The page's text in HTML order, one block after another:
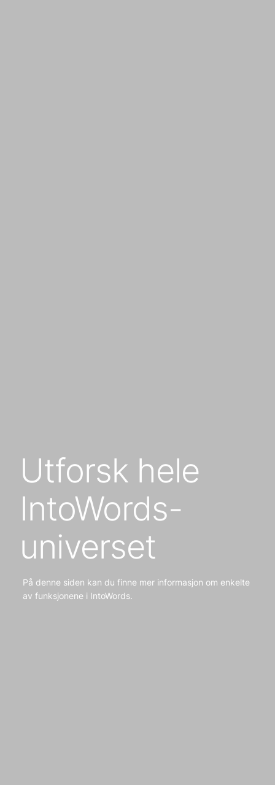
Utforsk hele
IntoWords-
universet
På denne siden kan du finne mer informasjon om enkelte
av funksjonene i IntoWords.